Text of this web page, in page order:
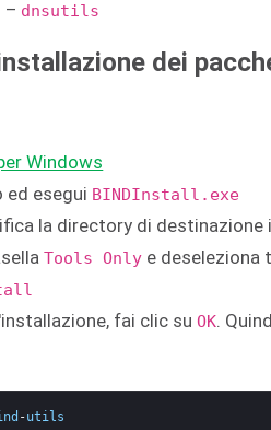
– dnsutils
dei
Windows
ed esegui BINDInstall.exe
la directory di destinazione
Tools Only e deseleziona
fai clic suOK .
-utils